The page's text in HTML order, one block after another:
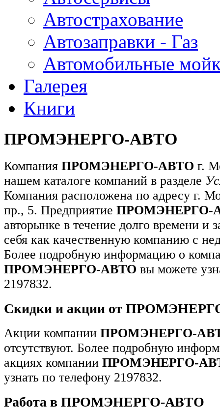
Автострахование
Автозаправки - Газ
Автомобильные
Галерея
Книги
ПРОМЭНЕРГО-АВТО
Компания ПРОМЭНЕРГО-АВТО г.
нашем каталоге компаний в разделе
Компания расположена по адресу г.
пр., 5. Предприятие ПРОМЭНЕРГО-
авторынке в течение долго времени и
себя как качественную компанию с
Более подробную информацию о
ПРОМЭНЕРГО-АВТО вы можете
2197832.
Скидки и акции от
Акции компании ПРОМЭНЕРГО-
отсутствуют. Более подробную
акциях компании ПРОМЭНЕРГО-
узнать по телефону 2197832.
Работа в ПРОМЭНЕРГО-АВТО